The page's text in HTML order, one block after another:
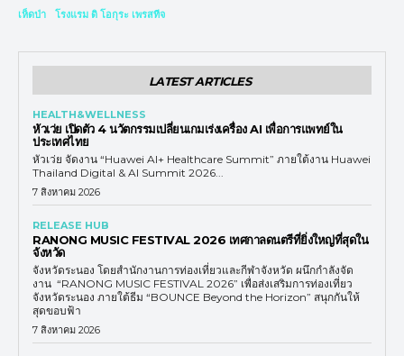
เห็ดป่า
โรงแรม ดิ โอกุระ เพรสทีจ
LATEST ARTICLES
HEALTH&WELLNESS
หัวเว่ย เปิดตัว 4 นวัตกรรมเปลี่ยนเกมเร่งเครื่อง AI เพื่อการแพทย์ใน
ประเทศไทย
หัวเว่ย จัดงาน “Huawei AI+ Healthcare Summit” ภายใต้งาน Huawei
Thailand Digital & AI Summit 2026...
7 สิงหาคม 2026
RELEASE HUB
RANONG MUSIC FESTIVAL 2026 เทศกาลดนตรีที่ยิ่งใหญ่ที่สุดใน
จังหวัด
จังหวัดระนอง โดยสำนักงานการท่องเที่ยวและกีฬาจังหวัด ผนึกกำลังจัด
งาน “RANONG MUSIC FESTIVAL 2026” เพื่อส่งเสริมการท่องเที่ยว
จังหวัดระนอง ภายใต้ธีม “BOUNCE Beyond the Horizon” สนุกกันให้
สุดขอบฟ้า
7 สิงหาคม 2026